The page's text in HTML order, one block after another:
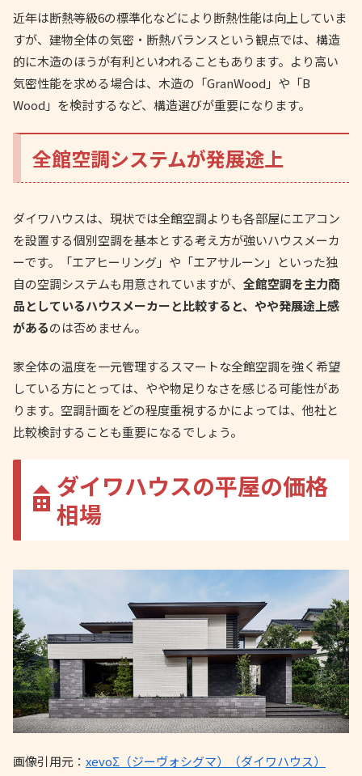
近年は断熱等級6の標準化などにより断熱性能は向上していま
すが、建物全体の気密・断熱バランスという観点では、構造
的に木造のほうが有利といわれることもあります。より高い
気密性能を求める場合は、木造の「GranWood」や「B
Wood」を検討するなど、構造選びが重要になります。
全館空調システムが発展途上
ダイワハウスは、現状では全館空調よりも各部屋にエアコン
を設置する個別空調を基本とする考え方が強いハウスメーカ
ーです。「エアヒーリング」や「エアサルーン」といった独
自の空調システムも用意されていますが、 全館空調を主力商
品としているハウスメーカーと比較すると、やや発展途上感
があるのは否めません。
家全体の温度を一元管理するスマートな全館空調を強く希望
している方にとっては、やや物足りなさを感じる可能性があ
ります。空調計画をどの程度重視するかによっては、他社と
比較検討することも重要になるでしょう。
ダイワハウスの平屋の価格
相場
画像引用元： xevoΣ（ジーヴォシグマ）（ダイワハウス）